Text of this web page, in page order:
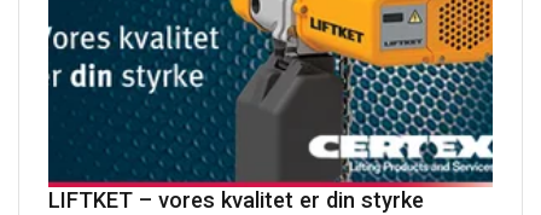
LIFTKET – vores kvalitet er din styrke